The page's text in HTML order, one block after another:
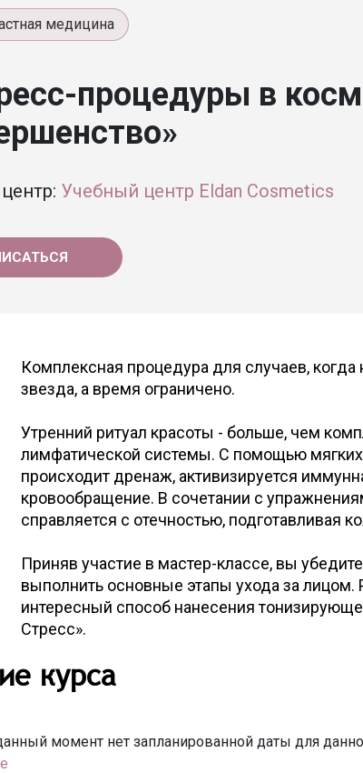
медицина
процедуры в
Учебный центр Eldan Cosmetics
Комплексная процедура для случаев,
звезда, а время ограничено.
Утренний ритуал красоты - больше, чем
лимфатической системы. С помощью
происходит дренаж, активизируется
кровообращение. В сочетании с
справляется с отечностью, подготавливая
Приняв участие в мастер-классе, вы
выполнить основные этапы ухода за
интересный способ нанесения
Стресс».
курса
момент нет запланированной даты для